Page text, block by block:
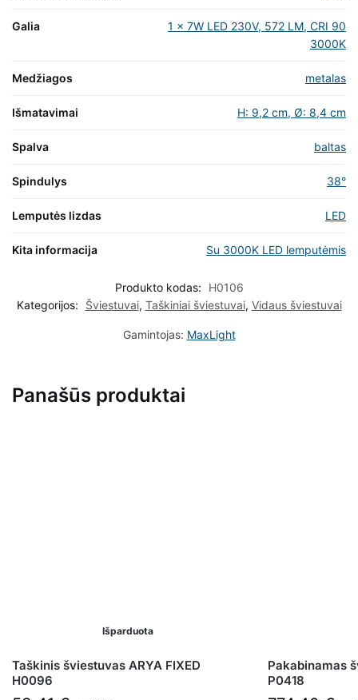
Galia
1 x 7W LED 230V, 572 LM, CRI 90
3000K
Medžiagos metalas
Išmatavimai H: 9,2 cm, Ø: 8,4 cm
Spalva baltas
Spindulys 38°
Lemputės lizdas LED
Kita informacija Su 3000K LED lemputėmis
Produkto kodas:
H0106
Kategorijos:
Šviestuvai, Taškiniai šviestuvai, Vidaus šviestuvai
Gamintojas: MaxLight
Panašūs produktai
Išparduota
Taškinis šviestuvas ARYA FIXED
H0096
Pakabinamas
P0418